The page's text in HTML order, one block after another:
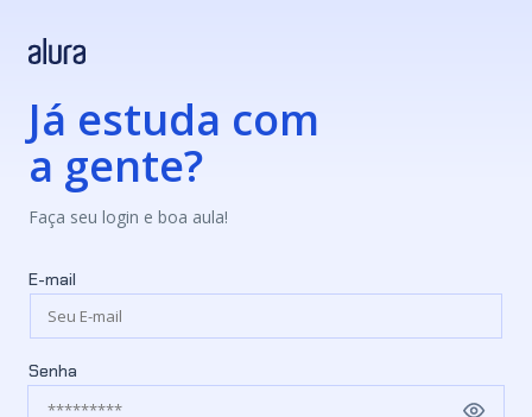
Já estuda com
a gente?
Faça seu login e boa aula!
E-mail
Senha